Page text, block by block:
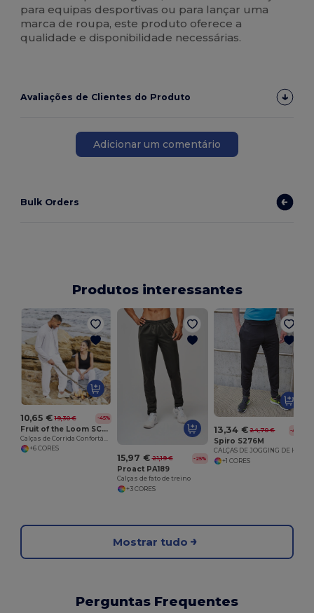
para equipas desportivas ou para lançar uma
marca de roupa, este produto oferece a
qualidade e disponibilidade necessárias.
Avaliações de Clientes do Produto
Adicionar um comentário
Bulk Orders
Produtos interessantes
10,65 € 19,30 € -45%
Fruit of the Loom SC290
+6 CORES
15,97 € 21,19 € -25%
Proact PA189
Calças de fato de treino
+3 CORES
13,34 € 24,70 € -46%
Spiro S276M
+1 CORES
Mostrar tudo
Perguntas Frequentes